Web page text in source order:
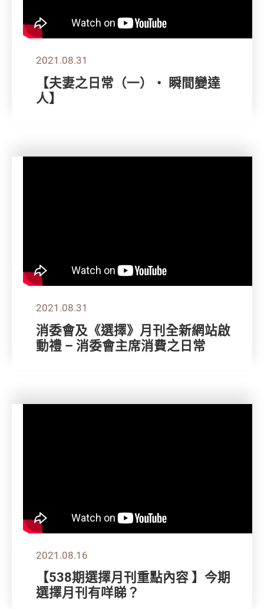
2021.08.31
【夫妻之日常（一）‧ 瞬間變達
人】
2021.08.31
消委會及《選擇》月刊全新網站啟
動禮 – 消委會主席消費之日常
2021.08.16
【538期選擇月刊重點內容 】今期
選擇月刊有咩睇？